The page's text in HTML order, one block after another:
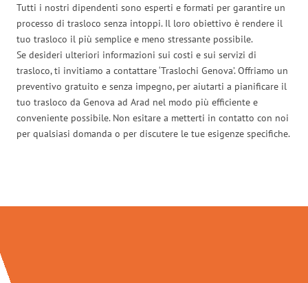
Tutti i nostri dipendenti sono esperti e formati per garantire un
processo di trasloco senza intoppi. Il loro obiettivo è rendere il
tuo trasloco il più semplice e meno stressante possibile.
Se desideri ulteriori informazioni sui costi e sui servizi di
trasloco, ti invitiamo a contattare ‘Traslochi Genova’. Offriamo un
preventivo gratuito e senza impegno, per aiutarti a pianificare il
tuo trasloco da Genova ad Arad nel modo più efficiente e
conveniente possibile. Non esitare a metterti in contatto con noi
per qualsiasi domanda o per discutere le tue esigenze specifiche.